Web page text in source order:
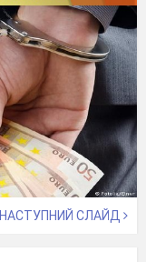
НАСТУПНИЙ СЛАЙД